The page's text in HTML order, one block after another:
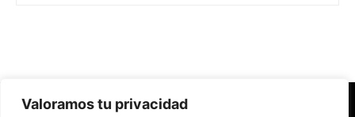
Valoramos tu privacidad
Redes Cristianas